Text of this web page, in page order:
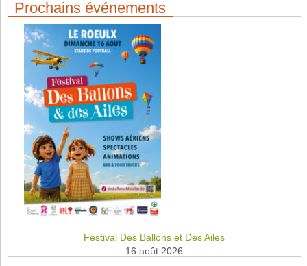
Prochains événements
Festival Des Ballons et Des Ailes
16 août 2026